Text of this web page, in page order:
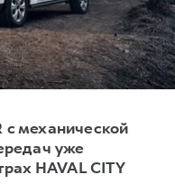
X
499 000 ₽
с механической
уже
HAVAL CITY